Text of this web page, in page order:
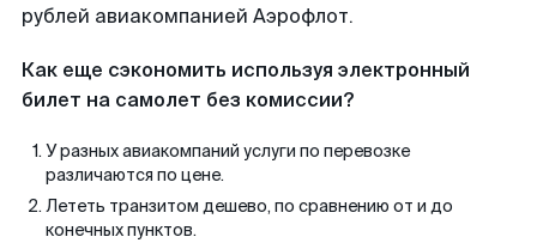
рублей авиакомпанией Аэрофлот.
Как еще сэкономить используя электронный
билет на самолет без комиссии?
У разных авиакомпаний услуги по перевозке
различаются по цене.
Лететь транзитом дешево, по сравнению от и до
конечных пунктов.